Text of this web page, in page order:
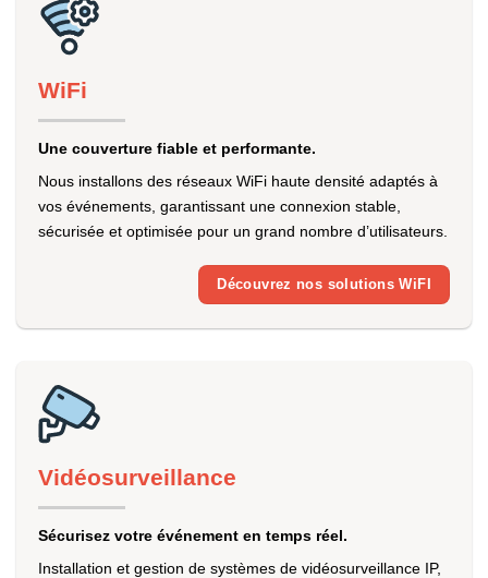
WiFi
Une couverture fiable et performante.
Nous installons des réseaux WiFi haute densité adaptés à
vos événements, garantissant une connexion stable,
sécurisée et optimisée pour un grand nombre d’utilisateurs.
Découvrez nos solutions WiFI
Vidéosurveillance
Sécurisez votre événement en temps réel.
Installation et gestion de systèmes de vidéosurveillance IP,